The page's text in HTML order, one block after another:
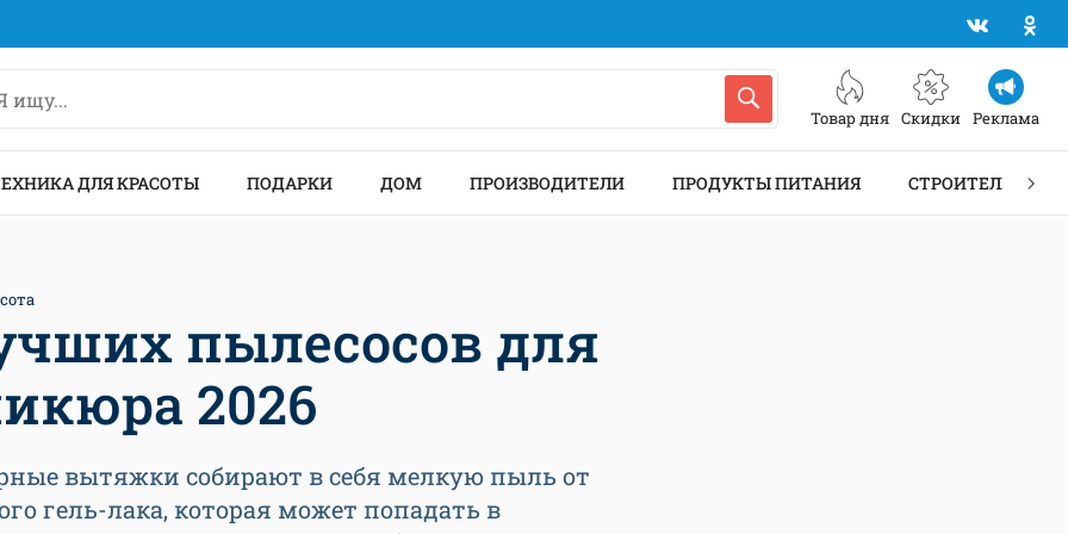
Товар дня Скидки Реклама
ДЛЯ КРАСОТЫ ПОДАРКИ ДОМ ПРОИЗВОДИТЕЛИ ПРОДУКТЫ ПИТАНИЯ СТРОИТЕЛЬСТВО
пылесосов для
2026
вытяжки собирают в себя мелкую пыль от
гель-лака, которая может попадать в